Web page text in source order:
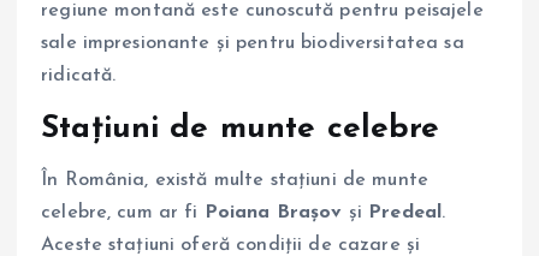
regiune montană este cunoscută pentru peisajele
sale impresionante și pentru biodiversitatea sa
ridicată.
Stațiuni de munte celebre
În România, există multe stațiuni de munte
celebre, cum ar fi
Poiana Brașov și Predeal .
Aceste stațiuni oferă condiții de cazare și